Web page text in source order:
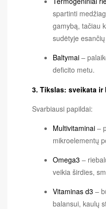
spartinti
gamybą, tačiau
sudėtyje
Baltymai –
deficito metu.
3. Tikslas: sveikata ir
Svarbiausi papildai:
Multivitaminai –
mikroelementų
Omega3 –
veikia širdies,
Vitaminas d3 –
balansui, kaulų